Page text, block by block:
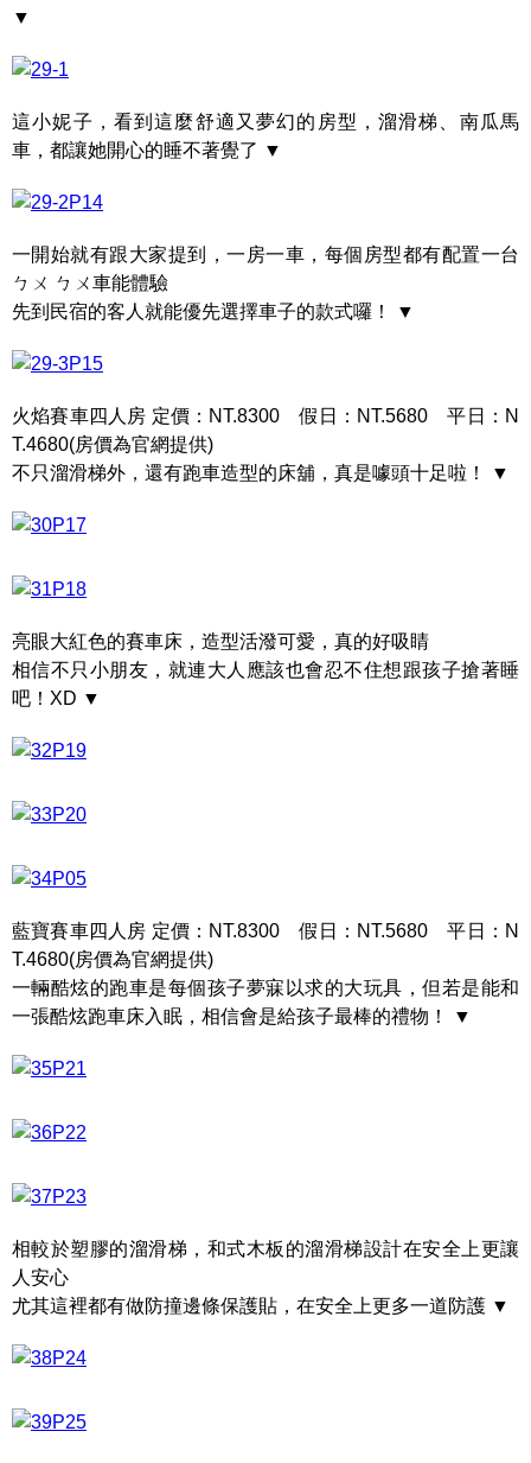
▼
這小妮子，看到這麼舒適又夢幻的房型，溜滑梯、南瓜馬
車，都讓她開心的睡不著覺了 ▼
一開始就有跟大家提到，一房一車，每個房型都有配置一台
ㄅㄨ ㄅㄨ車能體驗
先到民宿的客人就能優先選擇車子的款式囉！ ▼
火焰賽車四人房 定價：NT.8300 假日：NT.5680 平日：N
T.4680(房價為官網提供)
不只溜滑梯外，還有跑車造型的床舖，真是噱頭十足啦！ ▼
亮眼大紅色的賽車床，造型活潑可愛，真的好吸睛
相信不只小朋友，就連大人應該也會忍不住想跟孩子搶著睡
吧！XD ▼
藍寶賽車四人房 定價：NT.8300 假日：NT.5680 平日：N
T.4680(房價為官網提供)
一輛酷炫的跑車是每個孩子夢寐以求的大玩具，但若是能和
一張酷炫跑車床入眠，相信會是給孩子最棒的禮物！ ▼
相較於塑膠的溜滑梯，和式木板的溜滑梯設計在安全上更讓
人安心
尤其這裡都有做防撞邊條保護貼，在安全上更多一道防護 ▼